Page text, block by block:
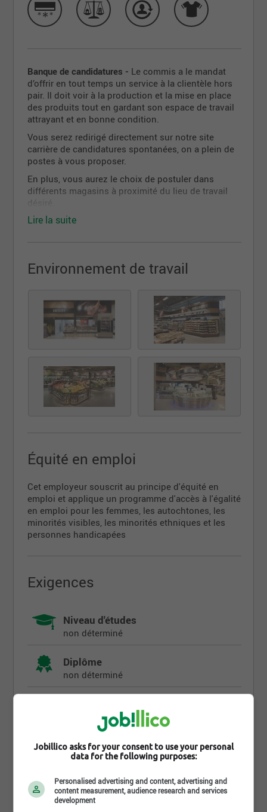
Banque de candidatures - Le commis a le mandat
d’offrir en tout temps un service à la clientèle hors
pair. Il doit voir à la production et la mise en place
des produits tout en gardant son espace de travail
attrayant et en bonne condition.
Vous serez redirigé directement sur notre site
carrière de candidatures spontanées, on a plein de
postes à vous proposer.
En plus, vous aurez le choix de postuler dans
différents magasins à proximité du lieu de travail
désiré.
On a hâte de recevoir votre candidature!
Lire la suite
Environnement de travail
Équité en emploi
Cet employeur souscrit au principe d'équité en
emploi et applique un programme d'accès à l'égalité
en emploi pour les femmes, les autochtones, les
minorités visibles, les minorités ethniques et les
personnes handicapées
Exigences
Niveau d'études
non déterminé
Diplôme
non déterminé
non déterminé
Langues écrites
Fr : Intermédiaire
Langues parlées
Fr : Avancé
Jobillico asks for your consent to use your personal
data for the following purposes:
Personalised advertising and content, advertising and
content measurement, audience research and services
development